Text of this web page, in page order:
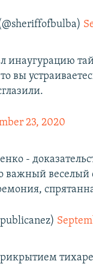
инаугурацию
вы
23, 2020
-
важный